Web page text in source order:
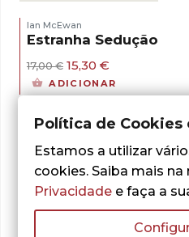
Ian McEwan
Estranha Sedução
17,00€ O
preço
original
17,00 €.
15,30 €
preço
atual
15,30 €.
ADICIONAR
Política de Cookies
Estamos a utilizar
cookies. Saiba mais na
Privacidade e faça a